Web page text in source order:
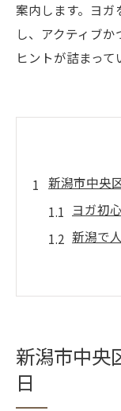
案内します。ヨガ
し、アクティブ
ヒントが詰まって
新潟市中央
ヨガ初
新潟で
ヨガで
心も身体も
新潟市中央
日